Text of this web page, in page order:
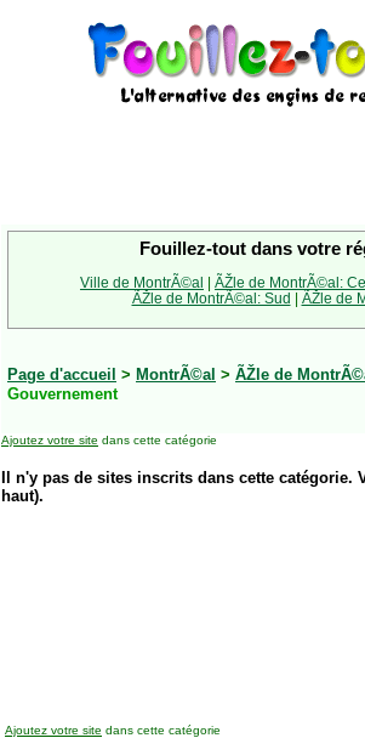
Fouillez-tout dans votre
Ville de MontrÃ©al | ÃŽle de MontrÃ©al:
ÃŽle de MontrÃ©al: Sud | ÃŽle de
Page d'accueil > MontrÃ©al > ÃŽle de
Gouvernement
Ajoutez votre site dans cette catégorie
Il n'y pas de sites inscrits dans cette
haut).
Ajoutez votre site dans cette catégorie